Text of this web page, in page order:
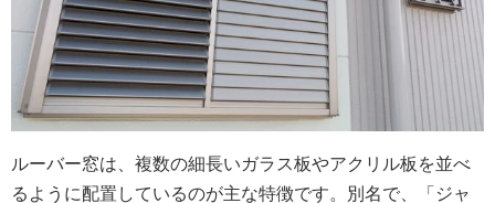
ルーバー窓は、複数の細長いガラス板やアクリル板を並べ
るように配置しているのが主な特徴です。別名で、「ジャ